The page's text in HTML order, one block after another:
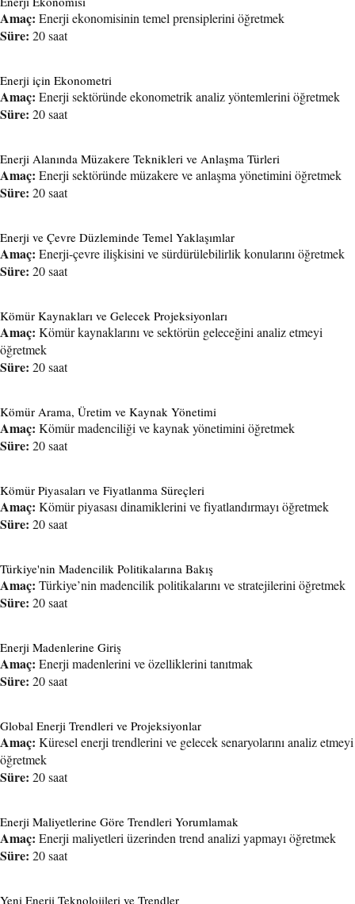
Amaç: Enerji ekonomisinin temel prensiplerini öğretmek
Süre: 20 saat
Enerji için Ekonometri
Amaç: Enerji sektöründe ekonometrik analiz yöntemlerini öğretmek
Süre: 20 saat
Enerji Alanında Müzakere Teknikleri ve Anlaşma Türleri
Amaç: Enerji sektöründe müzakere ve anlaşma yönetimini öğretmek
Süre: 20 saat
Enerji ve Çevre Düzleminde Temel Yaklaşımlar
Amaç: Enerji-çevre ilişkisini ve sürdürülebilirlik konularını öğretmek
Süre: 20 saat
Kömür Kaynakları ve Gelecek Projeksiyonları
Amaç: Kömür kaynaklarını ve sektörün geleceğini analiz etmeyi
öğretmek
Süre: 20 saat
Kömür Arama, Üretim ve Kaynak Yönetimi
Amaç: Kömür madenciliği ve kaynak yönetimini öğretmek
Süre: 20 saat
Kömür Piyasaları ve Fiyatlanma Süreçleri
Amaç: Kömür piyasası dinamiklerini ve fiyatlandırmayı öğretmek
Süre: 20 saat
Türkiye'nin Madencilik Politikalarına Bakış
Amaç: Türkiye’nin madencilik politikalarını ve stratejilerini öğretmek
Süre: 20 saat
Enerji Madenlerine Giriş
Amaç: Enerji madenlerini ve özelliklerini tanıtmak
Süre: 20 saat
Global Enerji Trendleri ve Projeksiyonlar
Amaç: Küresel enerji trendlerini ve gelecek senaryolarını analiz etmeyi
öğretmek
Süre: 20 saat
Enerji Maliyetlerine Göre Trendleri Yorumlamak
Amaç: Enerji maliyetleri üzerinden trend analizi yapmayı öğretmek
Süre: 20 saat
Yeni Enerji Teknolojileri ve Trendler